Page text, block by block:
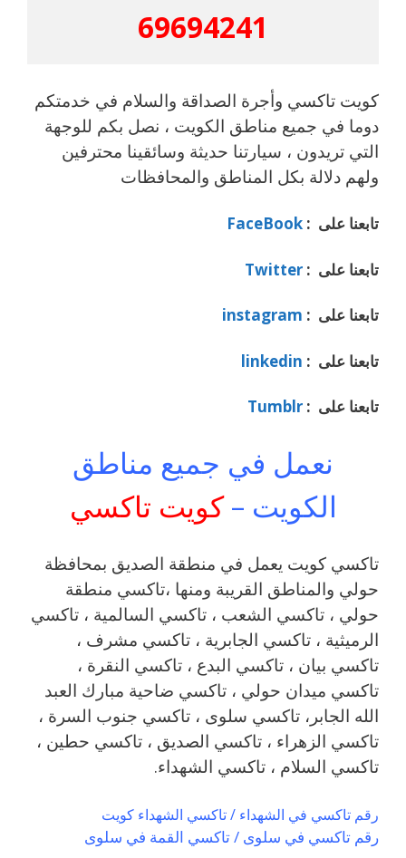
69694241
كويت تاكسي وأجرة الصداقة والسلام في خدمتكم
دوما في جميع مناطق الكويت ، نصل بكم للوجهة
التي تريدون ، سيارتنا حديثة وسائقينا محترفين
ولهم دلالة بكل المناطق والمحافظات
تابعنا على : FaceBook
تابعنا على : Twitter
تابعنا على : instagram
تابعنا على : linkedin
تابعنا على : Tumblr
نعمل في جميع مناطق
الكويت – كويت تاكسي
تاكسي كويت يعمل في منطقة الصديق بمحافظة
حولي والمناطق القريبة ‎ومنها ،تاكسي منطقة
حولي ، تاكسي الشعب ، تاكسي السالمية ، تاكسي
الرميثية ، تاكسي الجابرية ، تاكسي مشرف ،
تاكسي بيان ، تاكسي البدع ، تاكسي النقرة ،
تاكسي ميدان حولي ، تاكسي ضاحية مبارك العبد
الله الجابر، تاكسي سلوى ، تاكسي جنوب السرة ،
تاكسي الزهراء ، تاكسي الصديق ، تاكسي حطين ،
تاكسي السلام ، تاكسي الشهداء.
رقم تاكسي في الشهداء / تاكسي الشهداء كويت
رقم تاكسي في سلوى / تاكسي القمة في سلوى